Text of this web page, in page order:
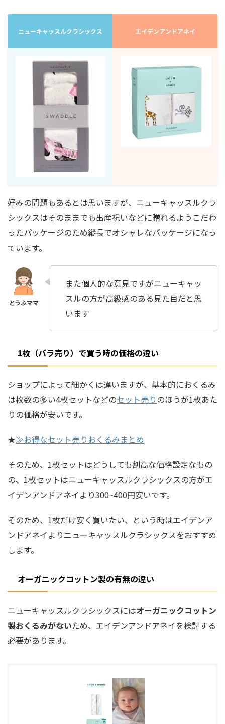
ニューキャッスルクラシックス エイデンアンドアネイ
好みの問題もあるとは思いますが、ニューキャッスルクラ
シックスはそのままでも出産祝いなどに贈れるようこだわ
ったパッケージのため縦長でオシャレなパッケージになっ
ています。
また個人的な意見ですがニューキャッ
スルの方が高級感のある見た目だと思
います
1枚（バラ売り）で買う時の価格の違い
ショップによって細かくは違いますが、基本的におくるみ
は枚数の多い4枚セットなどのセット売りのほうが1枚あた
りの価格が安いです。
★≫お得なセット売りおくるみまとめ
そのため、1枚セットはどうしても割高な価格設定なもの
の、1枚セットはニューキャッスルクラシックスの方がエ
イデンアンドアネイより300~400円安いです。
そのため、1枚だけ安く買いたい、という時はエイデンア
ンドアネイよりニューキャッスルクラシックスをおすすめ
します。
オーガニックコットン製の有無の違い
ニューキャッスルクラシックスにはオーガニックコットン
製おくるみがないため、エイデンアンドアネイを検討する
必要があります。